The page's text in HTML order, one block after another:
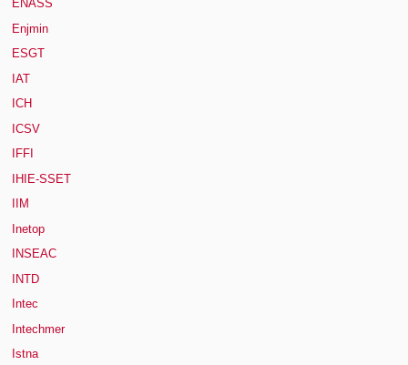
ENASS
Enjmin
ESGT
IAT
ICH
ICSV
IFFI
IHIE-SSET
IIM
Inetop
INSEAC
INTD
Intec
Intechmer
Istna